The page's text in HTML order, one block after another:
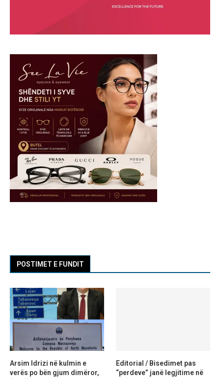
POSTIMET E FUNDIT
Arsim Idrizi në kulmin e
verës po bën gjum dimëror,
Editorial / Bisedimet pas
“perdeve” janë legjitime në